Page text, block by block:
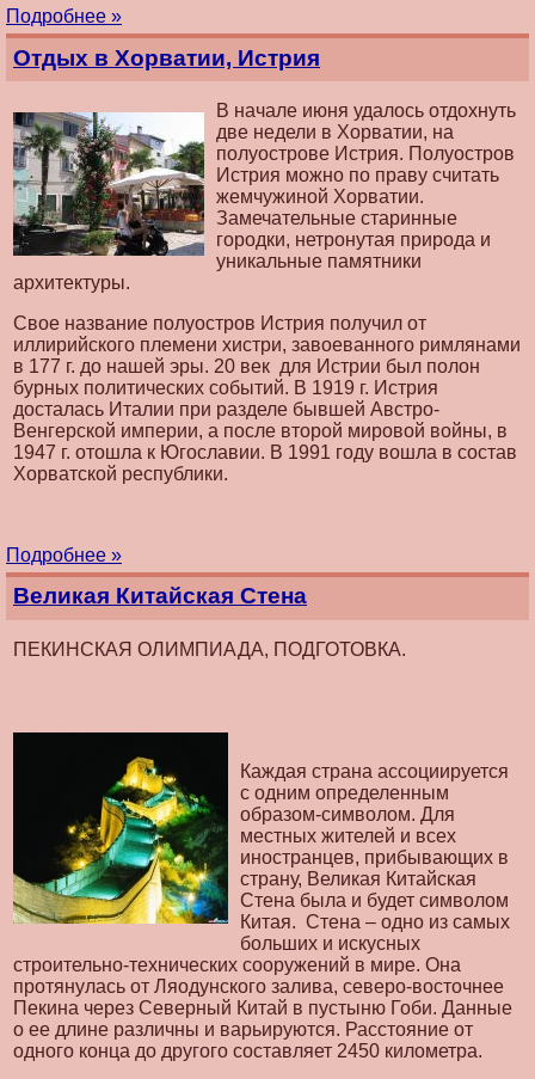
Подробнее »
Отдых в Хорватии, Истрия
В начале июня удалось отдохнуть
две недели в Хорватии, на
полуострове Истрия. Полуостров
Истрия можно по праву считать
жемчужиной Хорватии.
Замечательные старинные
городки, нетронутая природа и
уникальные памятники
архитектуры.
Свое название полуостров Истрия получил от
иллирийского племени хистри, завоеванного римлянами
в 177 г. до нашей эры. 20 век для Истрии был полон
бурных политических событий. В 1919 г. Истрия
досталась Италии при разделе бывшей Австро-
Венгерской империи, а после второй мировой войны, в
1947 г. отошла к Югославии. В 1991 году вошла в состав
Хорватской республики.
Подробнее »
Великая Китайская Стена
ПЕКИНСКАЯ ОЛИМПИАДА, ПОДГОТОВКА.
Каждая страна ассоциируется
с одним определенным
образом-символом. Для
местных жителей и всех
иностранцев, прибывающих в
страну, Великая Китайская
Стена была и будет символом
Китая. Стена – одно из самых
больших и искусных
строительно-технических сооружений в мире. Она
протянулась от Ляодунского залива, северо-восточнее
Пекина через Северный Китай в пустыню Гоби. Данные
о ее длине различны и варьируются. Расстояние от
одного конца до другого составляет 2450 километра.